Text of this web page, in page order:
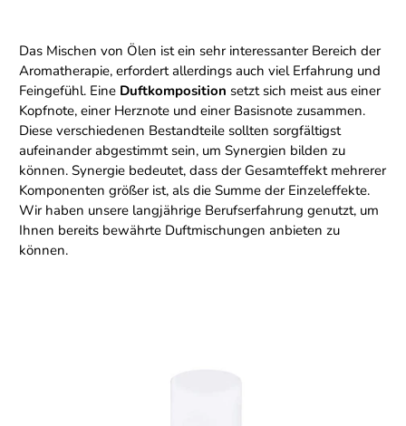
Das Mischen von Ölen ist ein sehr interessanter Bereich der
Aromatherapie, erfordert allerdings auch viel Erfahrung und
Feingefühl. Eine Duftkomposition setzt sich meist aus einer
Kopfnote, einer Herznote und einer Basisnote zusammen.
Diese verschiedenen Bestandteile sollten sorgfältigst
aufeinander abgestimmt sein, um Synergien bilden zu
können. Synergie bedeutet, dass der Gesamteffekt mehrerer
Komponenten größer ist, als die Summe der Einzeleffekte.
Wir haben unsere langjährige Berufserfahrung genutzt, um
Ihnen bereits bewährte Duftmischungen anbieten zu
können.